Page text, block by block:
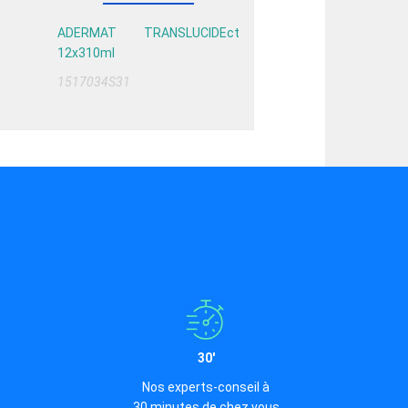
ADERMAT TRANSLUCIDEct
12x310ml
1517034S31
30'
Nos experts-conseil à